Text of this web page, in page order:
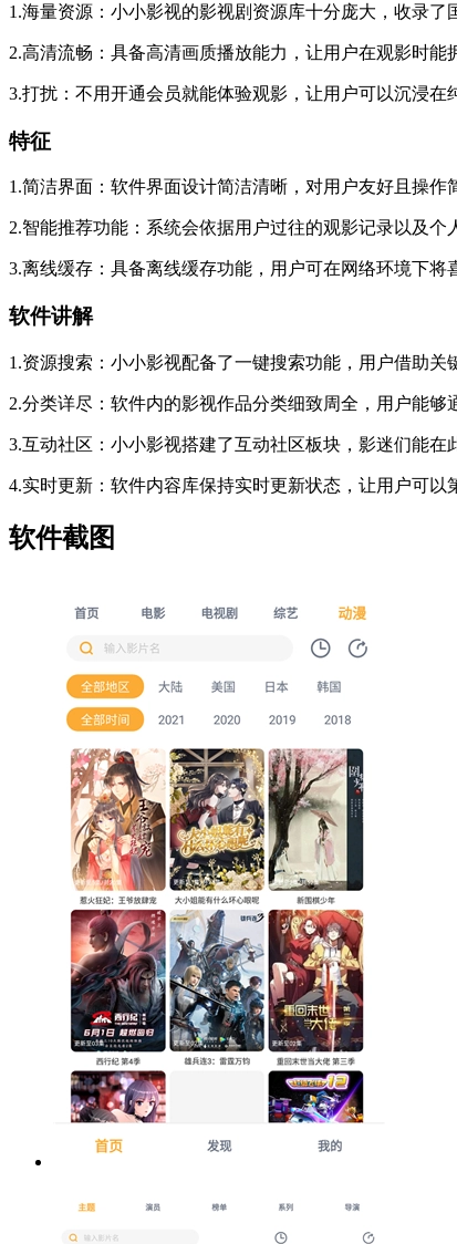
1.海量资源：小小影视的影视剧资源库十分庞大，收录
2.高清流畅：具备高清画质播放能力，让用户在观影时
3.打扰：不用开通会员就能体验观影，让用户可以沉浸在
特征
1.简洁界面：软件界面设计简洁清晰，对用户友好且操作
2.智能推荐功能：系统会依据用户过往的观影记录以及
3.离线缓存：具备离线缓存功能，用户可在网络环境下
软件讲解
1.资源搜索：小小影视配备了一键搜索功能，用户借助关
2.分类详尽：软件内的影视作品分类细致周全，用户能
3.互动社区：小小影视搭建了互动社区板块，影迷们能
4.实时更新：软件内容库保持实时更新状态，让用户可以
软件截图